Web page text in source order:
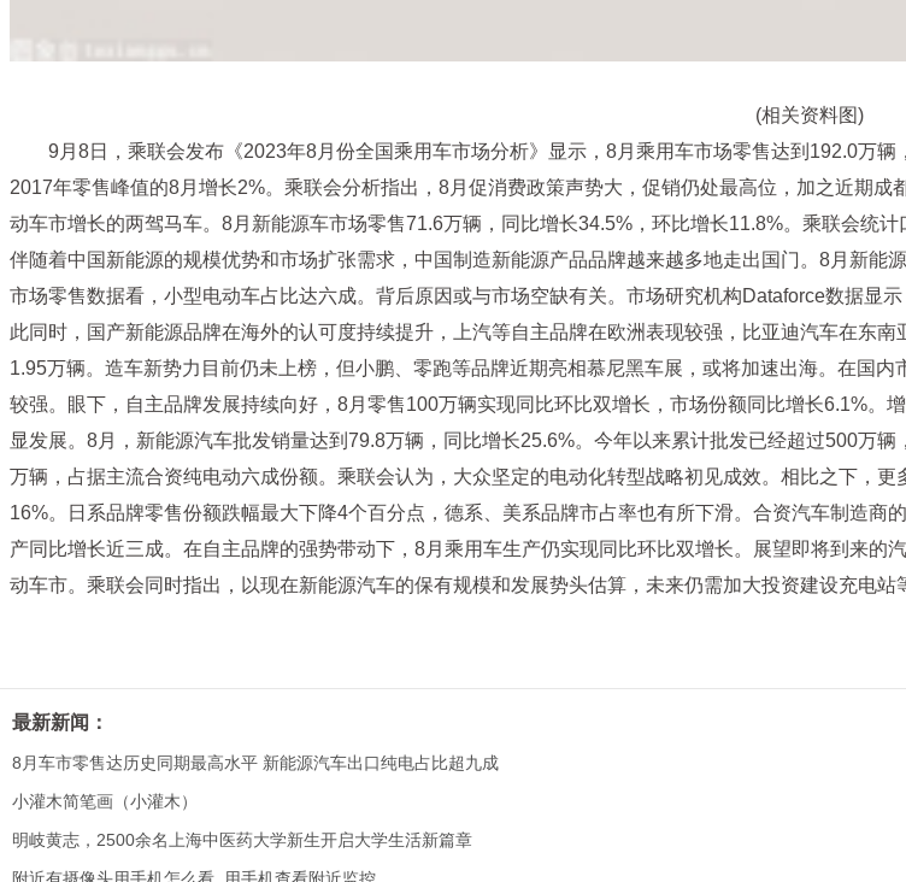
(相关资料图)
9月8日，乘联会发布《2023年8月份全国乘用车市场分析》显示，8月乘用车市场零售达到192.0万
2017年零售峰值的8月增长2%。乘联会分析指出，8月促消费政策声势大，促销仍处最高位，加之近期
动车市增长的两驾马车。8月新能源车市场零售71.6万辆，同比增长34.5%，环比增长11.8%。乘联会统
伴随着中国新能源的规模优势和市场扩张需求，中国制造新能源产品品牌越来越多地走出国门。8月新
市场零售数据看，小型电动车占比达六成。背后原因或与市场空缺有关。市场研究机构Dataforce数据显
此同时，国产新能源品牌在海外的认可度持续提升，上汽等自主品牌在欧洲表现较强，比亚迪汽车在东
1.95万辆。造车新势力目前仍未上榜，但小鹏、零跑等品牌近期亮相慕尼黑车展，或将加速出海。在国
较强。眼下，自主品牌发展持续向好，8月零售100万辆实现同比环比双增长，市场份额同比增长6.1%
显发展。8月，新能源汽车批发销量达到79.8万辆，同比增长25.6%。今年以来累计批发已经超过500万
万辆，占据主流合资纯电动六成份额。乘联会认为，大众坚定的电动化转型战略初见成效。相比之下，
16%。日系品牌零售份额跌幅最大下降4个百分点，德系、美系品牌市占率也有所下滑。合资汽车制造
产同比增长近三成。在自主品牌的强势带动下，8月乘用车生产仍实现同比环比双增长。展望即将到来的
动车市。乘联会同时指出，以现在新能源汽车的保有规模和发展势头估算，未来仍需加大投资建设充电站
最新新闻：
8月车市零售达历史同期最高水平 新能源汽车出口纯电占比超九成
小灌木简笔画（小灌木）
明岐黄志，2500余名上海中医药大学新生开启大学生活新篇章